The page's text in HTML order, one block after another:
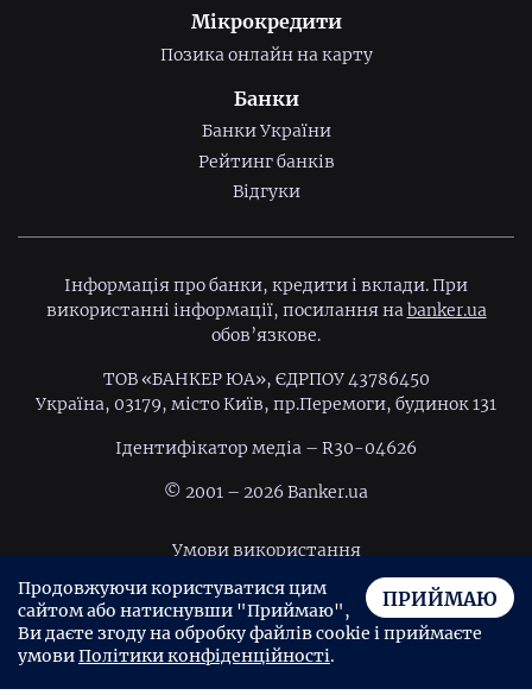
Мікрокредити
Позика онлайн на карту
Банки
Банки України
Рейтинг банків
Відгуки
Інформація про банки, кредити і вклади. При
використанні інформації, посилання наbanker.ua
обов’язкове.
ТОВ «БАНКЕР ЮА», ЄДРПОУ 43786450
Україна, 03179, місто Київ, пр.Перемоги, будинок 131
Ідентифiкатор медiа – R30-04626
© 2001 – 2026 Banker.ua
Умови використання
Політика конфіденційності
Угода користувача
ПРИЙМАЮ
Продовжуючи користуватися цим
сайтом або натиснувши "Приймаю",
Ви даєте згоду на обробку файлів cookie і приймаєте
умовиПолітики конфіденційності.